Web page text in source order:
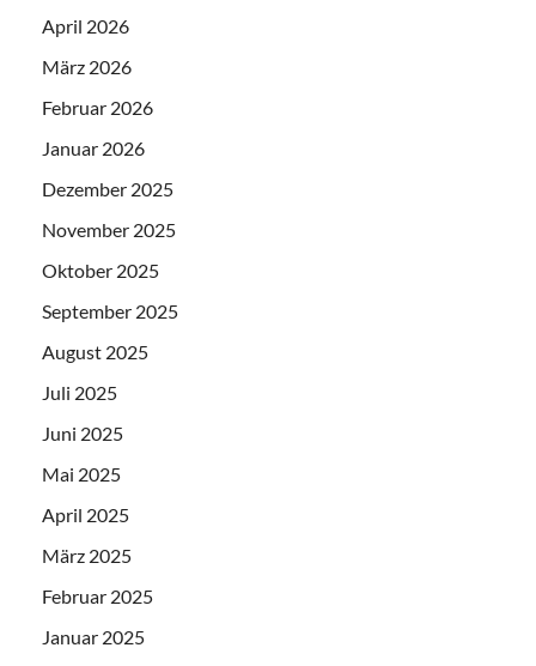
April 2026
März 2026
Februar 2026
Januar 2026
Dezember 2025
November 2025
Oktober 2025
September 2025
August 2025
Juli 2025
Juni 2025
Mai 2025
April 2025
März 2025
Februar 2025
Januar 2025